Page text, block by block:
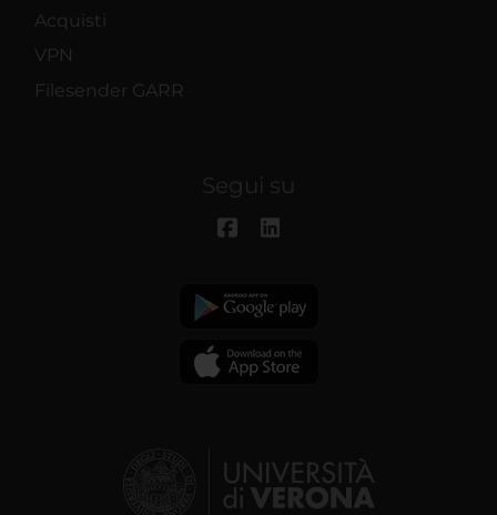
Acquisti
VPN
Filesender GARR
Segui su